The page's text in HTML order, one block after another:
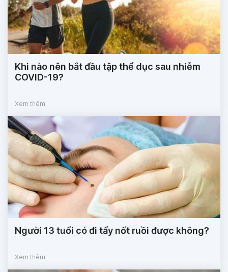
Khi nào nên bắt đầu tập thể dục sau nhiễm
COVID-19?
Xem thêm
Người 13 tuổi có đi tẩy nốt ruồi được không?
Xem thêm